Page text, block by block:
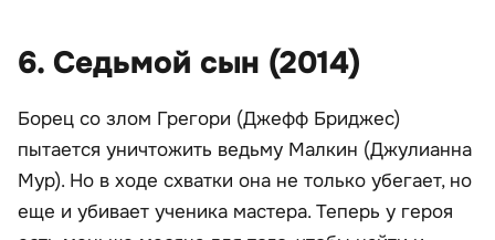
6. Седьмой сын (2014)
Борец со злом Грегори (Джефф Бриджес)
пытается уничтожить ведьму Малкин (Джулианна
Мур). Но в ходе схватки она не только убегает, но
еще и убивает ученика мастера. Теперь у героя